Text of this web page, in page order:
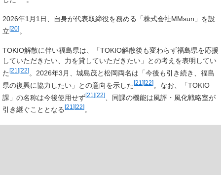
2026年1月1日、自身が代表取締役を務める「株式会社MMsun」を設
立[20]。
TOKIO解散に伴い福島県は、「TOKIO解散後も変わらず福島県を応援
していただきたい、力を貸していただきたい」との考えを表明してい
た [21 ][22] 。2026年3月、城島茂と松岡両名は「今後も引き続き、福島
県の復興に協力したい」との意向を示した[21 ][22]。なお、「TOKIO
課」の名称は今後使用せず[21 ][22]
、同課の機能は風評・風化戦略室が
引き継ぐこととなる [21 ][22] 。